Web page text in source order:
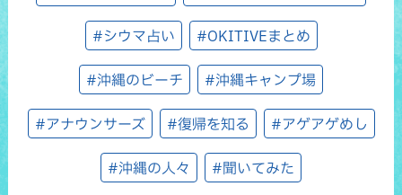
#シウマ占い #OKITIVEまとめ
#沖縄のビーチ #沖縄キャンプ場
#アナウンサーズ #復帰を知る #アゲアゲめし
#沖縄の人々 #聞いてみた